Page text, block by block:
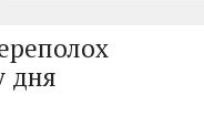
дня